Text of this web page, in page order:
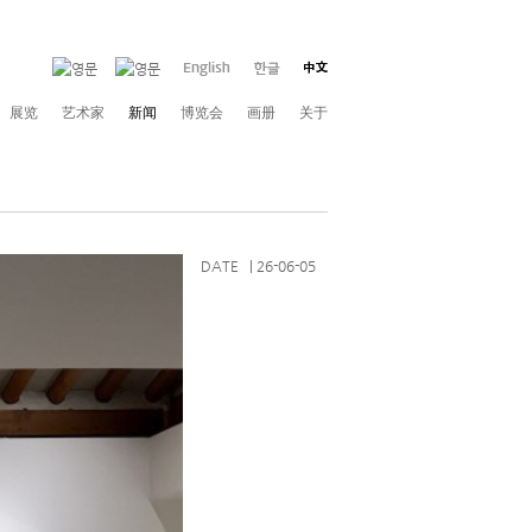
展览 艺术家 新闻 博览会 画册 关于
DATE | 26-06-05